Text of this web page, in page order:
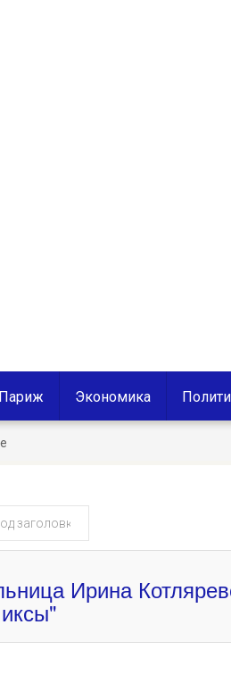
Париж Экономика
Ирина